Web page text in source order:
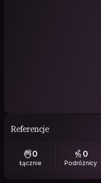
Referencje
0
Łącznie
0
Podróżnicy